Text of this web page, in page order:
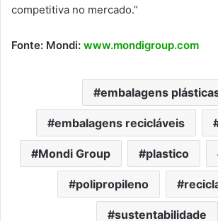
competitiva no mercado.”
Fonte: Mondi: www.mondigroup.com
embalagens
embalagens recicláveis
Mondi Group plastico
polipropileno
sustentabilidade